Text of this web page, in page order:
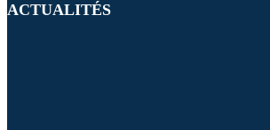
ACTUALITÉS